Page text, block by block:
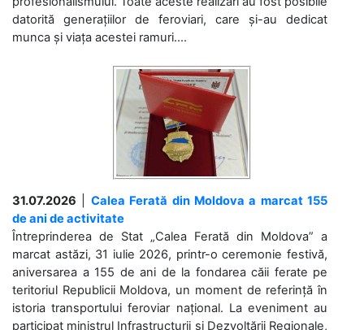
datorită generațiilor de feroviari, care și-au dedicat
munca și viața acestei ramuri....
31.07.2026
Calea Ferată din Moldova a marcat 155
de ani de activitate
Întreprinderea de Stat „Calea Ferată din Moldova” a
marcat astăzi, 31 iulie 2026, printr-o ceremonie festivă,
aniversarea a 155 de ani de la fondarea căii ferate pe
teritoriul Republicii Moldova, un moment de referință în
istoria transportului feroviar național. La eveniment au
participat ministrul Infrastructurii și Dezvoltării Regionale,